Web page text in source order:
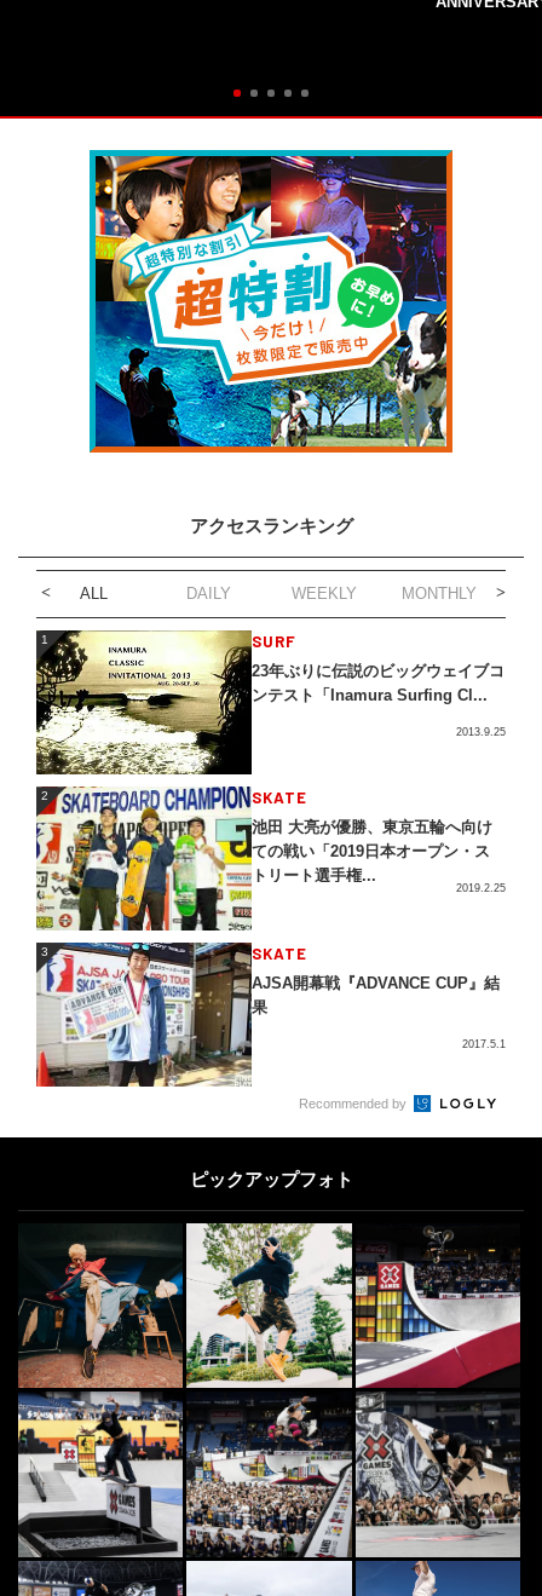
アクセスランキング
ALL DAILY WEEKLY MONTHLY
1 SURF
23年ぶりに伝説のビッグウェイブコ
ンテスト「Inamura Surfing Cl...
2013.9.25
2 SKATE
池田 大亮が優勝、東京五輪へ向け
ての戦い「2019日本オープン・ス
トリート選手権...
2019.2.25
3 SKATE
AJSA開幕戦『ADVANCE CUP』結
果
2017.5.1
FREESTYLE
フリースタイルフットボール初心者
DANCE
“ケント・モリ” マドンナとマイケ
ル・ジャクソンが取合った超実力派
日本人ダンサー
2014.5.13
6 DANCE
Bboy KatsuOneも登壇！「SOCIA
L INNOVATION WEEK...
2021.10.21
7
5
6
Recommended by
ピックアップフォト